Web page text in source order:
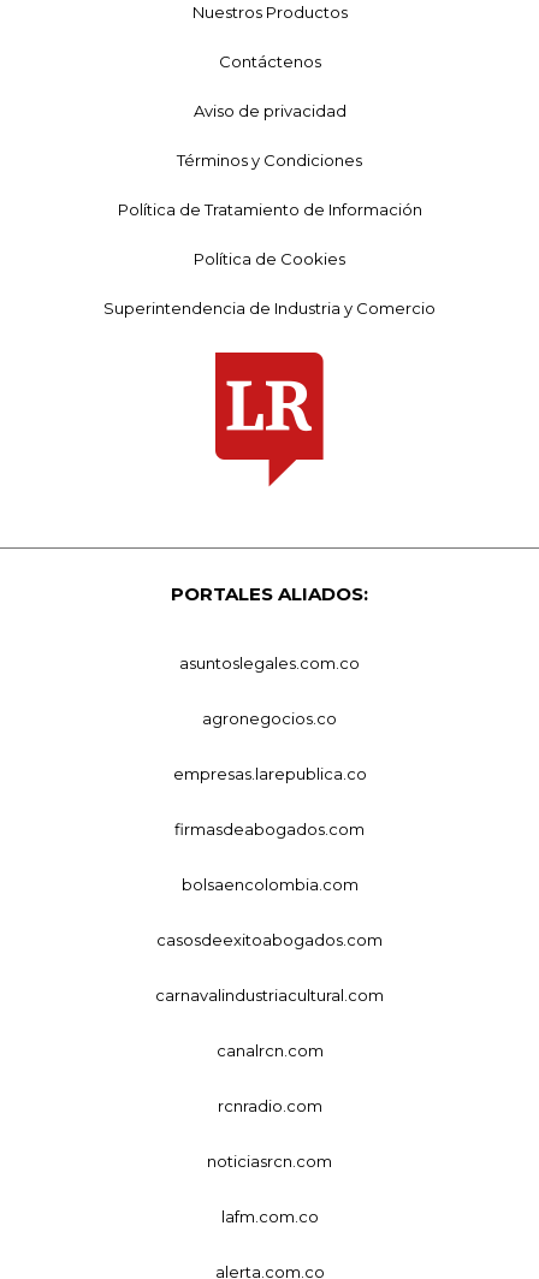
Nuestros Productos
Contáctenos
Aviso de privacidad
Términos y Condiciones
Política de Tratamiento de Información
Política de Cookies
Superintendencia de Industria y Comercio
PORTALES ALIADOS:
asuntoslegales.com.co
agronegocios.co
empresas.larepublica.co
firmasdeabogados.com
bolsaencolombia.com
casosdeexitoabogados.com
carnavalindustriacultural.com
canalrcn.com
rcnradio.com
noticiasrcn.com
lafm.com.co
alerta.com.co